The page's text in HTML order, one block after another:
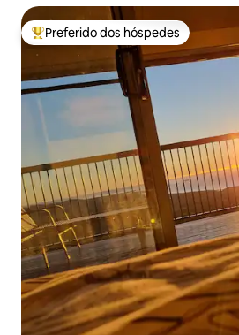
Entre os melhores preferidos dos
Preferido dos hóspedes